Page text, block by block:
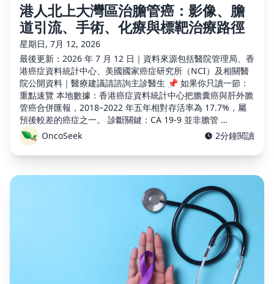
港人北上大灣區治膽管癌：影像、膽
道引流、手術、化療與標靶治療路徑
星期日, 7月 12, 2026
最後更新：2026 年 7 月 12 日｜資料來源包括醫院管理局、香
港癌症資料統計中心、美國國家癌症研究所（NCI）及相關醫
院公開資料｜醫療建議請諮詢主診醫生 📌 如果你只讀一節：
重點速覽 本地數據：香港癌症資料統計中心把膽囊癌與肝外膽
管癌合併匯報，2018–2022 年五年相對存活率為 17.7%，屬
預後較差的癌症之一。 診斷關鍵：CA 19-9 並非膽管 …
OncoSeek
2分鐘閱讀